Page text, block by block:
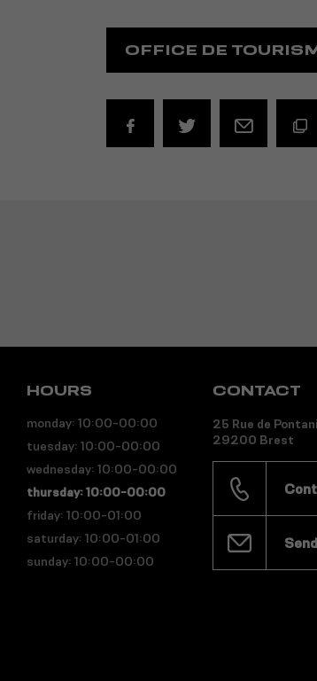
OFFICE DE
HOURS
monday: 10:00-00:00
tuesday: 10:00-00:00
wednesday: 10:00-00:00
thursday: 10:00-00:00
friday: 10:00-01:00
saturday: 10:00-01:00
sunday: 10:00-00:00
CONTACT
25 Rue de
29200 Brest